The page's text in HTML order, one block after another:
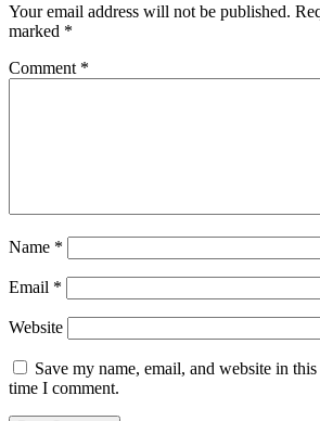
Your email address will not be published.
marked *
Comment *
Name *
Email *
Website
Save my name, email, and website in
time I comment.